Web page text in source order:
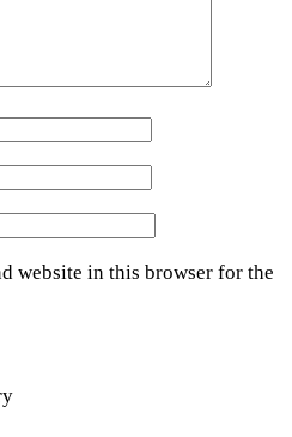
website in this browser for the